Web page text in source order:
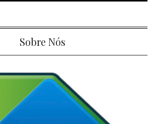
Sobre Nós